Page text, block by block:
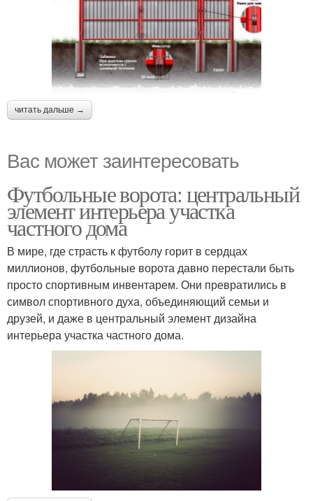
читать дальше →
Вас может заинтересовать
Футбольные ворота: центральный
элемент интерьера участка
частного дома
В мире, где страсть к футболу горит в сердцах
миллионов, футбольные ворота давно перестали быть
просто спортивным инвентарем. Они превратились в
символ спортивного духа, объединяющий семьи и
друзей, и даже в центральный элемент дизайна
интерьера участка частного дома.